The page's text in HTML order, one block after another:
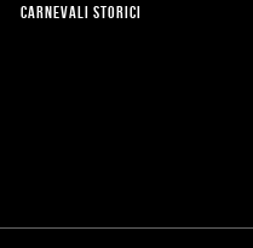
CARNEVALI STORICI